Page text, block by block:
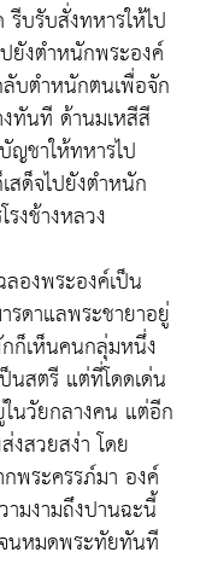
บรับสั่งทหารให้ไป
ยังตำหนักพระองค์
บตำหนักตนเพื่อจัก
ทันที ด้านมเหสีสี
ชาให้ทหารไป
สด็จไปยังตำหนัก
งช้างหลวง
องพระองค์เป็น
ดาแลพระชายาอยู่
ก็เห็นคนกลุ่มหนึ่ง
นสตรี แต่ที่โดดเด่น
นวัยกลางคน แต่อีก
สวยสง่า โดย
พระครรภ์มา องค์
ามงามถึงปานฉะนี้
นหมดพระทัยทันที